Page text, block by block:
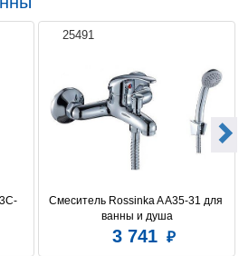
25491
Смеситель Rossinka A A35-31 для
ванны и душа
3 741